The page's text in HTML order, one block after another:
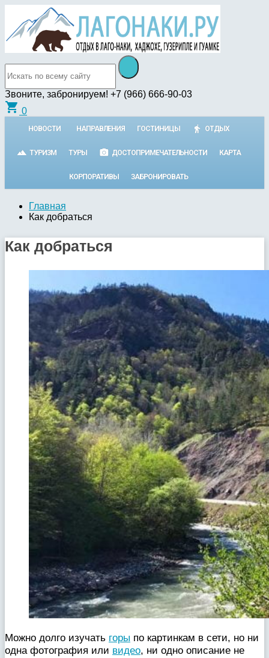
Звоните, забронируем! +7 (966) 666-90-03
shopping_cart 0
НОВОСТИ НАПРАВЛЕНИЯ ГОСТИНИЦЫ ОТДЫХ
ТУРИЗМ ТУРЫ ДОСТОПРИМЕЧАТЕЛЬНОСТИ КАРТА
КОРПОРАТИВЫ ЗАБРОНИРОВАТЬ
Главная
Как добраться
Как добраться
Можно долго изучать горы по картинкам в сети, но ни
одна фотография или видео, ни одно описание не